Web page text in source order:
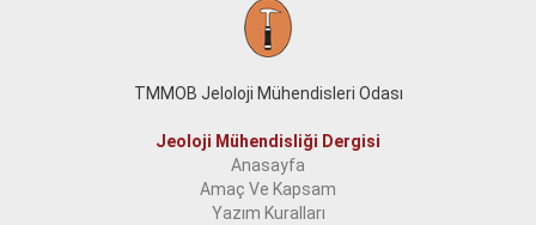
TMMOB Jeloloji Mühendisleri Odası
Jeoloji Mühendisliği Dergisi
Anasayfa
Amaç Ve Kapsam
Yazım Kuralları